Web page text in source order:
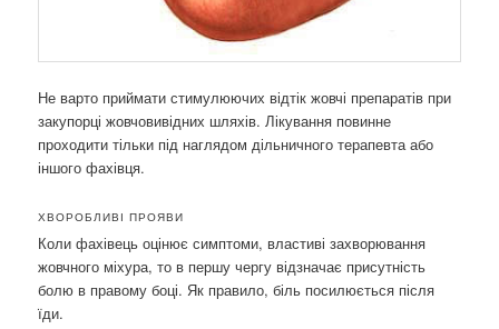
Не варто приймати стимулюючих відтік жовчі препаратів при
закупорці жовчовивідних шляхів. Лікування повинне
проходити тільки під наглядом дільничного терапевта або
іншого фахівця.
ХВОРОБЛИВІ ПРОЯВИ
Коли фахівець оцінює симптоми, властиві захворювання
жовчного міхура, то в першу чергу відзначає присутність
болю в правому боці. Як правило, біль посилюється після
їди.